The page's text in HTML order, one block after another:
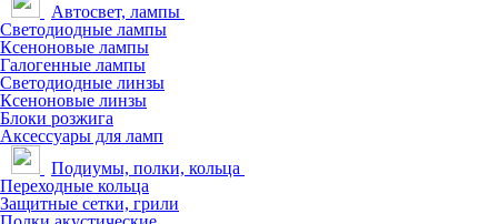
Автосвет, лампы
Светодиодные лампы
Ксеноновые лампы
Галогенные лампы
Светодиодные линзы
Ксеноновые линзы
Блоки розжига
Аксессуары для ламп
Подиумы, полки, кольца
Переходные кольца
Защитные сетки, грили